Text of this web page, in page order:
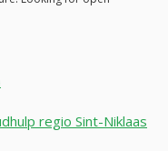
regio Sint-Niklaas